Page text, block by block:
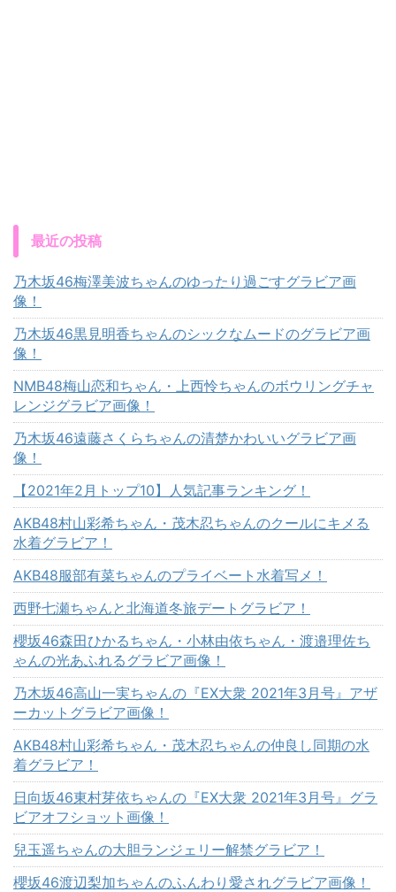
最近の投稿
乃木坂46梅澤美波ちゃんのゆったり過ごすグラビア画
像！
乃木坂46黒見明香ちゃんのシックなムードのグラビア画
像！
NMB48梅山恋和ちゃん・上西怜ちゃんのボウリングチャ
レンジグラビア画像！
乃木坂46遠藤さくらちゃんの清楚かわいいグラビア画
像！
【2021年2月トップ10】人気記事ランキング！
AKB48村山彩希ちゃん・茂木忍ちゃんのクールにキメる
水着グラビア！
AKB48服部有菜ちゃんのプライベート水着写メ！
西野七瀬ちゃんと北海道冬旅デートグラビア！
櫻坂46森田ひかるちゃん・小林由依ちゃん・渡邉理佐ち
ゃんの光あふれるグラビア画像！
乃木坂46高山一実ちゃんの『EX大衆 2021年3月号』アザ
ーカットグラビア画像！
AKB48村山彩希ちゃん・茂木忍ちゃんの仲良し同期の水
着グラビア！
日向坂46東村芽依ちゃんの『EX大衆 2021年3月号』グラ
ビアオフショット画像！
兒玉遥ちゃんの大胆ランジェリー解禁グラビア！
櫻坂46渡辺梨加ちゃんのふんわり愛されグラビア画像！